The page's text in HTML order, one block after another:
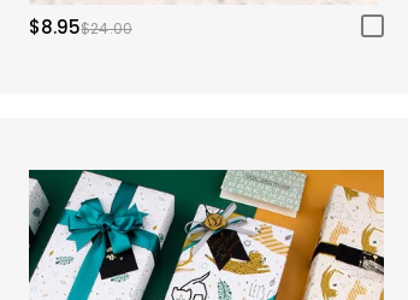
$8.95$24.00